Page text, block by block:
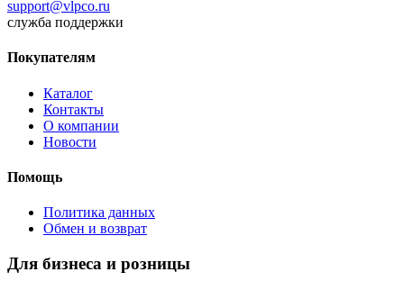
support@vlpco.ru
служба поддержки
Покупателям
Каталог
Контакты
О компании
Новости
Помощь
Политика данных
Обмен и возврат
Для бизнеса и розницы